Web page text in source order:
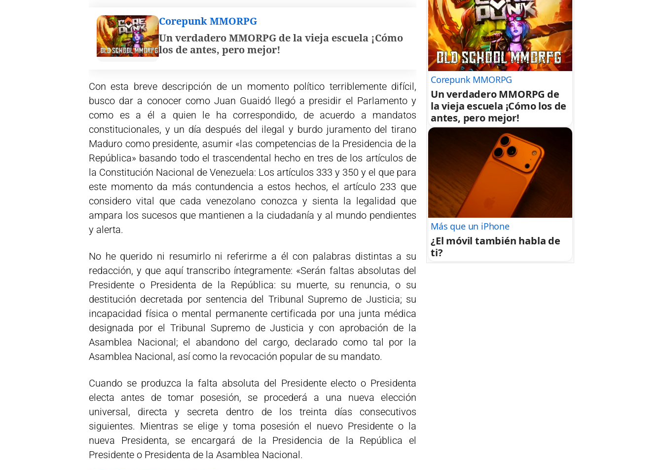
Corepunk MMORPG
Un verdadero MMORPG de la vieja escuela ¡Cómo
los de antes, pero mejor!
Con esta breve descripción de un momento político terriblemente difícil,
busco dar a conocer como Juan Guaidó llegó a presidir el Parlamento y
como es a él a quien le ha correspondido, de acuerdo a mandatos
constitucionales, y un día después del ilegal y burdo juramento del tirano
Maduro como presidente, asumir «las competencias de la Presidencia de la
República» basando todo el trascendental hecho en tres de los artículos de
la Constitución Nacional de Venezuela: Los artículos 333 y 350 y el que para
este momento da más contundencia a estos hechos, el artículo 233 que
considero vital que cada venezolano conozca y sienta la legalidad que
ampara los sucesos que mantienen a la ciudadanía y al mundo pendientes
y alerta.
No he querido ni resumirlo ni referirme a él con palabras distintas a su
redacción, y que aquí transcribo íntegramente: «Serán faltas absolutas del
Presidente o Presidenta de la República: su muerte, su renuncia, o su
destitución decretada por sentencia del Tribunal Supremo de Justicia; su
incapacidad física o mental permanente certificada por una junta médica
designada por el Tribunal Supremo de Justicia y con aprobación de la
Asamblea Nacional; el abandono del cargo, declarado como tal por la
Asamblea Nacional, así como la revocación popular de su mandato.
Cuando se produzca la falta absoluta del Presidente electo o Presidenta
electa antes de tomar posesión, se procederá a una nueva elección
universal, directa y secreta dentro de los treinta días consecutivos
siguientes. Mientras se elige y toma posesión el nuevo Presidente o la
nueva Presidenta, se encargará de la Presidencia de la República el
Presidente o Presidenta de la Asamblea Nacional.
Corepunk MMORPG
Un verdadero MMORPG de
la vieja escuela ¡Cómo los de
antes, pero mejor!
Más que un iPhone
¿El móvil también habla de
ti?